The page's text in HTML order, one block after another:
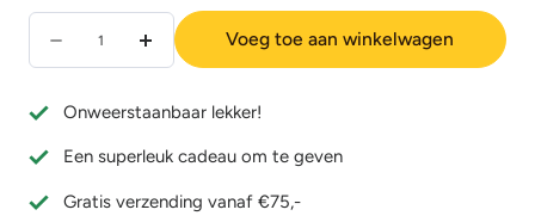
voor
Valrhona
Satilia
Verhoog
hoeveelheid
voor
Valrhona
Voeg toe aan winkelwagen
Onweerstaanbaar lekker!
Een superleuk cadeau om te geven
Gratis verzending vanaf €75,-